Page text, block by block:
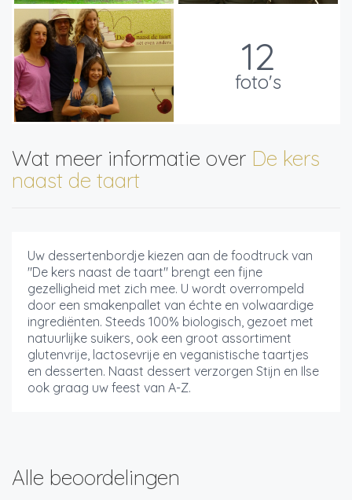
12
foto's
Wat meer informatie over De kers
naast de taart
Uw dessertenbordje kiezen aan de foodtruck van
"De kers naast de taart" brengt een fijne
gezelligheid met zich mee. U wordt overrompeld
door een smakenpallet van échte en volwaardige
ingrediënten. Steeds 100% biologisch, gezoet met
natuurlijke suikers, ook een groot assortiment
glutenvrije, lactosevrije en veganistische taartjes
en desserten. Naast dessert verzorgen Stijn en Ilse
ook graag uw feest van A-Z.
Alle beoordelingen